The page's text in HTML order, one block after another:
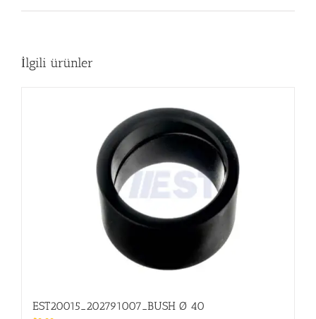
İlgili ürünler
EST20015_202791007_BUSH Ø 40